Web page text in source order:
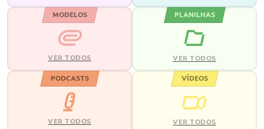
MODELOS
VER TODOS
PLANILHAS
VER TODOS
PODCASTS
VER TODOS
VÍDEOS
VER TODOS